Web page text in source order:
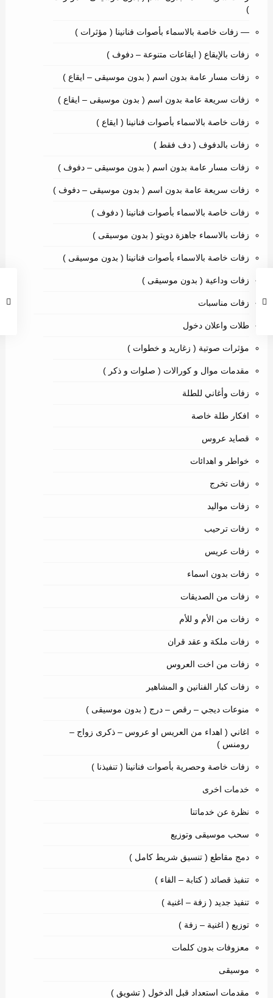
)
— زفات خاصة بالاسماء بأصوات فنانينا ( مؤثرات )
زفات بالإيقاع ( ايقاعات متنوعة – دفوف )
زفات مسار عامة بدون اسم ( بدون موسيقى – ايقاع )
زفات سريعة عامة بدون اسم ( بدون موسيقى – ايقاع )
زفات خاصة بالاسماء بأصوات فنانينا ( ايقاع )
زفات بالدفوف ( دف فقط )
زفات مسار عامة بدون اسم ( بدون موسيقى – دفوف )
زفات سريعة عامة بدون اسم ( بدون موسيقى – دفوف )
زفات خاصة بالاسماء بأصوات فنانينا ( دفوف )
زفات بالاسماء جاهزة دويتو ( بدون موسيقى )
زفات خاصة بالاسماء بأصوات فنانينا ( بدون موسيقى )
زفات وداعية ( بدون موسيقى )
زفات مناسبات
طلات واعلان دخول
مؤثرات صوتية ( زغاريد و خطوات )
مقدمات موال و كورالات ( صلوات و ذكر )
زفات وأغاني للطلة
افكار طلة خاصة
قصايد عروس
خواطر و اهدائات
زفات تخرج
زفات مواليد
زفات ترحيب
زفات عريس
زفات بدون اسماء
زفات من الصديقات
زفات من الأم و للأم
زفات ملكة و عقد قران
زفات من اخت العروس
زفات كبار الفنانين و المشاهير
منوعات ديجي – رقص – درج ( بدون موسيقى )
اغاني ( اهداء من العريس او عروس – ذكرى زواج –
رومنس )
زفات خاصة وحصرية بأصوات فنانينا ( تنفيذنا )
خدمات اخرى
نظرة عن خدماتنا
سحب موسيقى وتوزيع
دمج مقاطع ( تنسيق شريط كامل )
تنفيذ قصائد ( كتابة – القاء )
تنفيذ جديد ( زفة – اغنية )
توزيع ( اغنية – زفة )
معزوفات بدون كلمات
موسيقى
مقدمات استعداد قبل الدخول ( تشويق )